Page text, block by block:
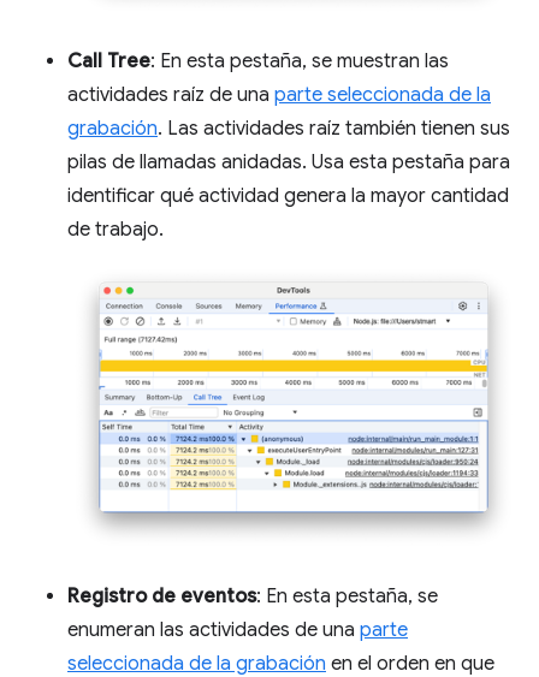
Call Tree: En esta pestaña, se muestran las
actividades raíz de una parte seleccionada de la
grabación. Las actividades raíz también tienen sus
pilas de llamadas anidadas. Usa esta pestaña para
identificar qué actividad genera la mayor cantidad
de trabajo.
Registro de eventos: En esta pestaña, se
enumeran las actividades de una parte
seleccionada de la grabación en el orden en que